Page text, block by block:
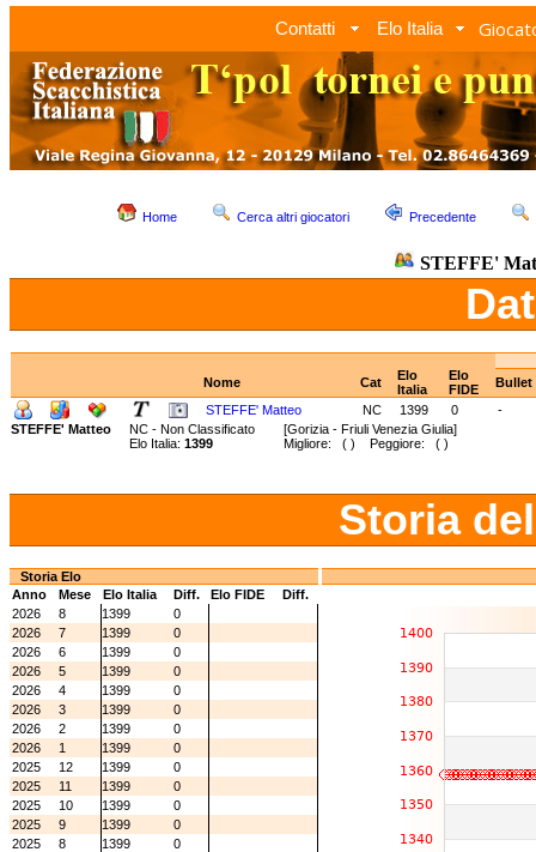
Contatti Elo Italia
Home Cerca altri giocatori Precedente
STEFFE'
Nome Cat
Elo
Italia
Elo
FIDE
Bullet
STEFFE' Matteo
NC 1399 0
-
STEFFE' Matteo
NC - Non Classificato [Gorizia - Friuli Venezia Giulia]
Elo Italia: 1399 Migliore: ( ) Peggiore: ( )
Storia
Storia Elo
Anno
Mese Elo Italia Diff. Elo FIDE
Diff.
2026
8 1399
0
2026
7 1399
0
2026
6 1399
0
2026
5 1399
0
2026
4 1399
0
2026
3 1399
0
2026
2 1399
0
2026
1 1399
0
2025
12 1399
0
2025
11 1399
0
2025
10 1399
0
2025
9 1399
0
2025
8 1399
0